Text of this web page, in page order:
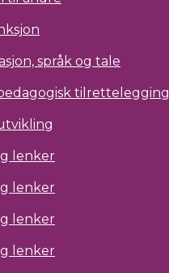
språk og tale
tilrettelegging
lenker
lenker
lenker
lenker